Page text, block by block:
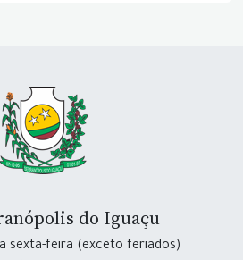
do Iguaçu
a sexta-feira (exceto feriados)